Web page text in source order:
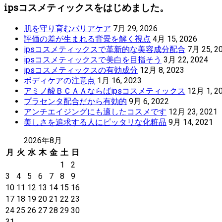
ipsコスメティックスをはじめました。
肌を守り育むバリアケア 7月 29, 2026
評価の差が生まれる背景を解く視点 4月 15, 2026
ipsコスメティックスで革新的な美容成分配合 7月 25,
ipsコスメティックスで美白を目指そう 3月 22, 2024
ipsコスメティックスの有効成分 12月 8, 2023
ボディケアの注意点 1月 16, 2023
アミノ酸ＢＣＡＡならばipsコスメティックス 12月 1,
プラセンタ配合だから有効的 9月 6, 2022
アンチエイジングにも適したコスメです 12月 23, 2021
美しさを追求する人にピッタリな化粧品 9月 14, 2021
2026年8月
月 火 水 木 金 土 日
1
2
3
4 5 6 7 8
9
10 11 12 13 14 15 16
17 18 19 20 21 22 23
24 25 26 27 28 29 30